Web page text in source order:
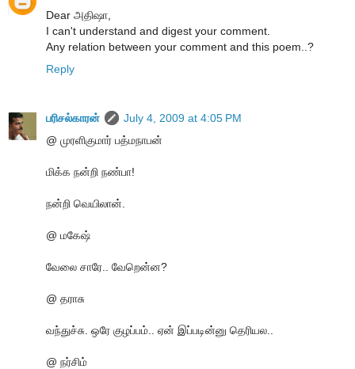
Dear அதிஷா,
I can't understand and digest your comment.
Any relation between your comment and this poem..?
Reply
பரிசல்காரன்
July 4, 2009 at 4:05 PM
@ முரளிகுமார் பத்மநாபன்
மிக்க நன்றி நண்பா!
நன்றி வெயிலான்.
@ மகேஷ்
வேலை சாரே.. வேறென்ன?
@ தராசு
வந்துச்சு. ஒரே குழப்பம்.. ஏன் இப்படின்னு தெரியல..
@ நர்சிம்